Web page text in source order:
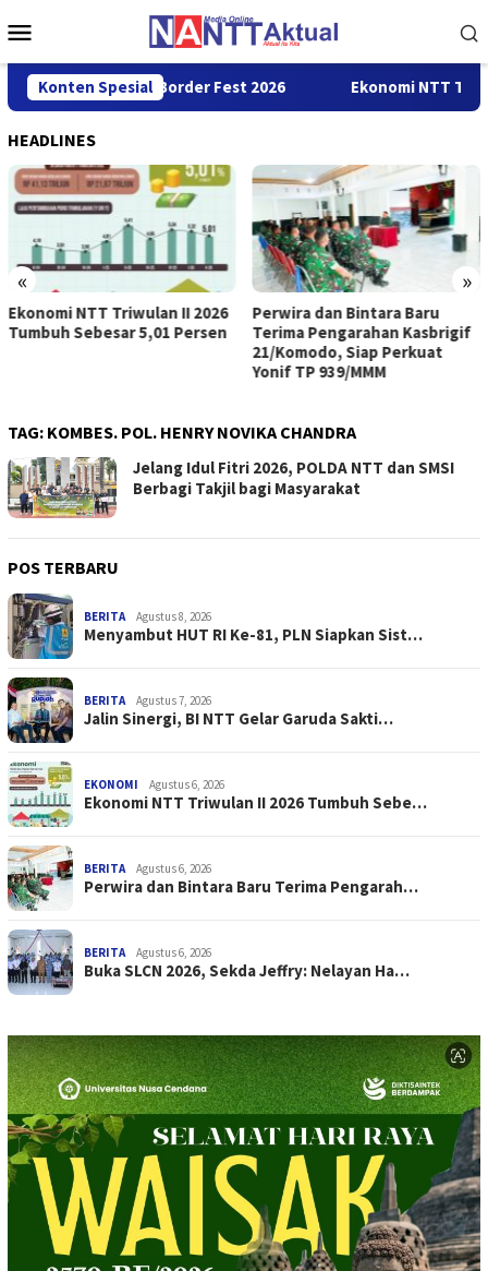
ke
Mobile
Konten Spesial
Cross Border Fest 2026 Ekonomi NTT Triwulan II
HEADLINES
« »
Ekonomi NTT Triwulan II 2026
Tumbuh Sebesar 5,01 Persen
Perwira dan Bintara Baru
Terima Pengarahan Kasbrigif
21/Komodo, Siap Perkuat
Yonif TP 939/MMM
TAG: KOMBES. POL. HENRY NOVIKA CHANDRA
Jelang Idul Fitri 2026, POLDA NTT dan SMSI
Berbagi Takjil bagi Masyarakat
POS TERBARU
BERITA Agustus 8, 2026
Menyambut HUT RI Ke-81, PLN Siapkan Sist…
BERITA Agustus 7, 2026
Jalin Sinergi, BI NTT Gelar Garuda Sakti…
EKONOMI Agustus 6, 2026
Ekonomi NTT Triwulan II 2026 Tumbuh Sebe…
BERITA Agustus 6, 2026
Perwira dan Bintara Baru Terima Pengarah…
BERITA Agustus 6, 2026
Buka SLCN 2026, Sekda Jeffry: Nelayan Ha…